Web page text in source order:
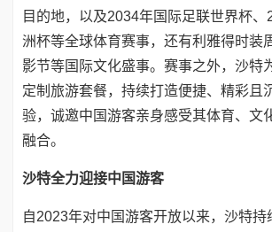
目的地，以及2034年国际足联世界杯、
洲杯等全球体育赛事，还有利雅得时装
影节等国际文化盛事。赛事之外，沙特
定制旅游套餐，持续打造便捷、精彩且
验，诚邀中国游客亲身感受其体育、文
融合。
沙特全力迎接中国游客
自2023年对中国游客开放以来，沙特持